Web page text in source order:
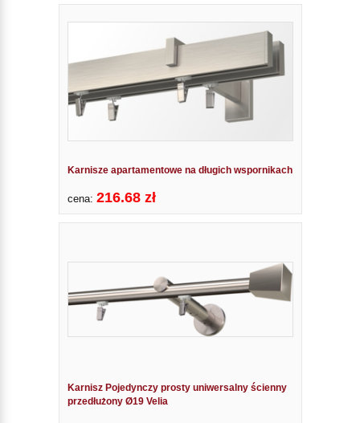
Karnisze apartamentowe na długich wspornikach
cena: 216.68 zł
Karnisz Pojedynczy prosty uniwersalny ścienny
przedłużony Ø19 Velia